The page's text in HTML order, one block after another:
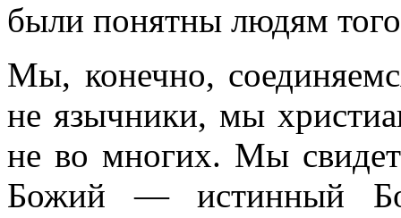
были понятны людям
Мы, конечно,
не язычники, мы
не во многих. Мы
Божий — истинный